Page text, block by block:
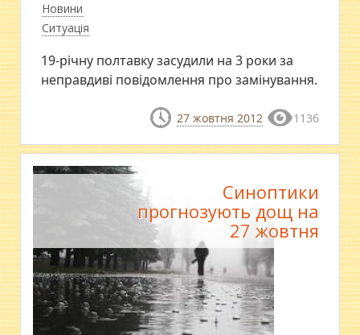
Новини
Ситуація
19-річну полтавку засудили на 3 роки за
неправдиві повідомлення про замінування.
27 жовтня 2012 1136
Синоптики
прогнозують дощ на
27 жовтня